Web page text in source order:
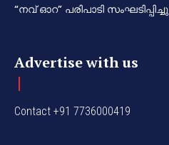
“നവ് ഓറ” പരിപാടി സംഘടിപ്പിച്ചു
Advertise with us
Contact +91 7736000419